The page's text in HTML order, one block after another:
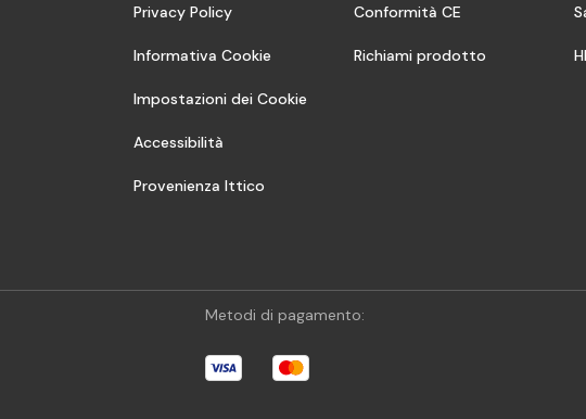
Privacy Policy
Informativa Cookie
Impostazioni dei Cookie
Accessibilità
Provenienza Ittico
Conformità CE
Richiami prodotto
Metodi di pagamento: